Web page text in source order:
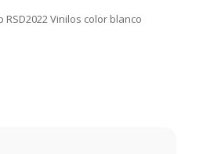
RSD2022 Vinilos color blanco